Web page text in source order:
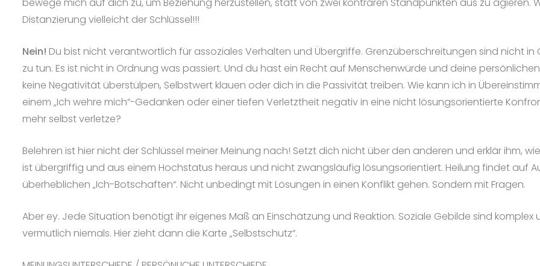
Distanzierung vielleicht der Schlüssel!!!
Nein! Du bist nicht verantwortlich für assoziales Verhalten und Übergriffe. Grenzüberschreitungen sind nicht
zu tun. Es ist nicht in Ordnung was passiert. Und du hast ein Recht auf Menschenwürde und deine persönlichen
keine Negativität überstülpen, Selbstwert klauen oder dich in die Passivität treiben. Wie kann ich in
einem „Ich wehre mich“-Gedanken oder einer tiefen Verletztheit negativ in eine nicht lösungsorientierte
mehr selbst verletze?
Belehren ist hier nicht der Schlüssel meiner Meinung nach! Setzt dich nicht über den anderen und erklär ihm,
ist übergriffig und aus einem Hochstatus heraus und nicht zwangsläufig lösungsorientiert. Heilung findet auf
überheblichen „Ich-Botschaften“. Nicht unbedingt mit Lösungen in einen Konflikt gehen. Sondern mit Fragen.
Aber ey. Jede Situation benötigt ihr eigenes Maß an Einschätzung und Reaktion. Soziale Gebilde sind
vermutlich niemals. Hier zieht dann die Karte „Selbstschutz“.